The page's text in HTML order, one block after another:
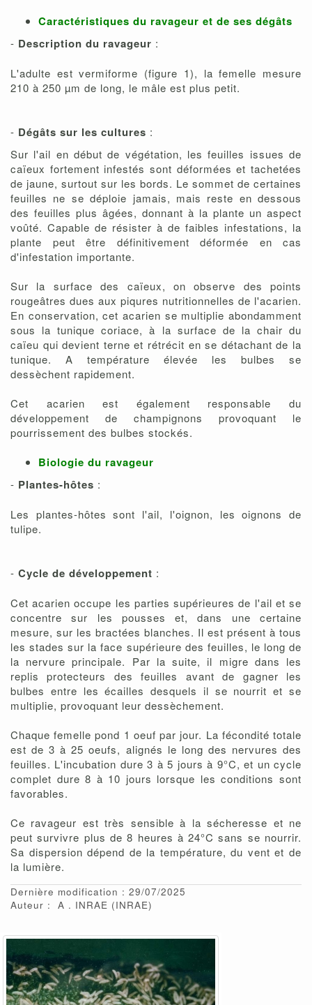
Caractéristiques du ravageur et de ses dégâts
- Description du ravageur :
L'adulte est vermiforme (figure 1), la femelle mesure
210 à 250 µm de long, le mâle est plus petit.
- Dégâts sur les cultures :
Sur l'ail en début de végétation, les feuilles issues de
caïeux fortement infestés sont déformées et tachetées
de jaune, surtout sur les bords. Le sommet de certaines
feuilles ne se déploie jamais, mais reste en dessous
des feuilles plus âgées, donnant à la plante un aspect
voûté. Capable de résister à de faibles infestations, la
plante peut être définitivement déformée en cas
d'infestation importante.
Sur la surface des caïeux, on observe des points
rougeâtres dues aux piqures nutritionnelles de l'acarien.
En conservation, cet acarien se multiplie abondamment
sous la tunique coriace, à la surface de la chair du
caïeu qui devient terne et rétrécit en se détachant de la
tunique. A température élevée les bulbes se
dessèchent rapidement.
Cet acarien est également responsable du
développement de champignons provoquant le
pourrissement des bulbes stockés.
Biologie du ravageur
- Plantes-hôtes :
Les plantes-hôtes sont l'ail, l'oignon, les oignons de
tulipe.
- Cycle de développement :
Cet acarien occupe les parties supérieures de l'ail et se
concentre sur les pousses et, dans une certaine
mesure, sur les bractées blanches. Il est présent à tous
les stades sur la face supérieure des feuilles, le long de
la nervure principale. Par la suite, il migre dans les
replis protecteurs des feuilles avant de gagner les
bulbes entre les écailles desquels il se nourrit et se
multiplie, provoquant leur dessèchement.
Chaque femelle pond 1 oeuf par jour. La fécondité totale
est de 3 à 25 oeufs, alignés le long des nervures des
feuilles. L'incubation dure 3 à 5 jours à 9°C, et un cycle
complet dure 8 à 10 jours lorsque les conditions sont
favorables.
Ce ravageur est très sensible à la sécheresse et ne
peut survivre plus de 8 heures à 24°C sans se nourrir.
Sa dispersion dépend de la température, du vent et de
la lumière.
Dernière modification : 29/07/2025
Auteur :
A INRAE (INRAE)